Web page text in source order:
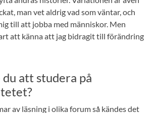
man vet aldrig vad som väntar, och
till att jobba med människor. Men
att känna att jag bidragit till förändring
att studera på
av läsning i olika forum så kändes det